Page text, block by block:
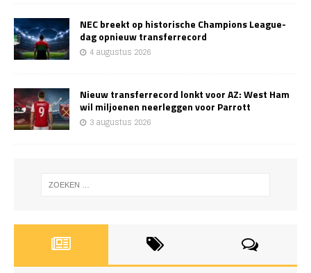
NEC breekt op historische Champions League-
dag opnieuw transferrecord
4 augustus 2026
Nieuw transferrecord lonkt voor AZ: West Ham
wil miljoenen neerleggen voor Parrott
3 augustus 2026